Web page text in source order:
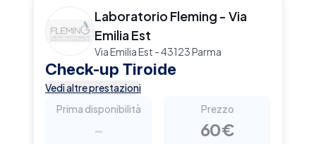
Laboratorio Fleming - Via
Emilia Est
Via Emilia Est - 43123 Parma
Check-up Tiroide
Vedi altre prestazioni
Prima disponibilità
-
Prezzo
60€